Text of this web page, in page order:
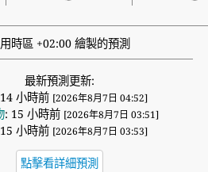
時區 +02:00 繪製的預測
最新預測更新:
小時前 [2026年8月7日 04:52]
: 15 小時前 [2026年8月7日 03:51]
小時前 [2026年8月7日 03:53]
點擊看詳細預測